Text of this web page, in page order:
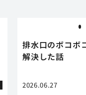
排水口のボコボ
解決した話
2026.06.27